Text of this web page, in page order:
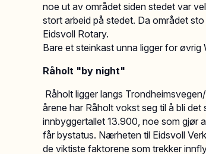
noe ut av området siden stedet var
stort arbeid på stedet. Da området
Eidsvoll Rotary.
Bare et steinkast unna ligger for øvrig
Råholt "by night"
Råholt ligger langs
årene har Råholt vokst seg til å bli
innbyggertallet 13.900, noe som gjør
får bystatus. Nærheten til Eidsvoll
de viktiste faktorene som trekker